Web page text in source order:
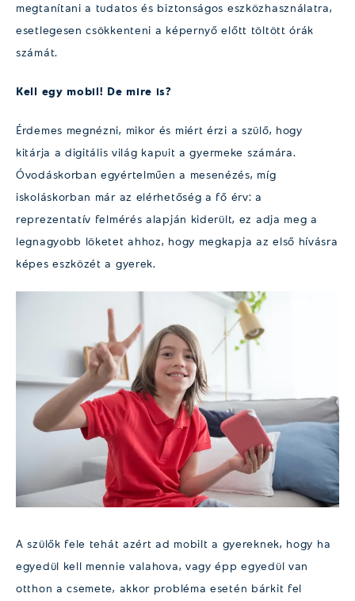
megtanítani a tudatos és biztonságos eszközhasználatra,
esetlegesen csökkenteni a képernyő előtt töltött órák
számát.
Kell egy mobil! De mire is?
Érdemes megnézni, mikor és miért érzi a szülő, hogy
kitárja a digitális világ kapuit a gyermeke számára.
Óvodáskorban egyértelműen a mesenézés, míg
iskoláskorban már az elérhetőség a fő érv: a
reprezentatív felmérés alapján kiderült, ez adja meg a
legnagyobb löketet ahhoz, hogy megkapja az első hívásra
képes eszközét a gyerek.
A szülők fele tehát azért ad mobilt a gyereknek, hogy ha
egyedül kell mennie valahova, vagy épp egyedül van
otthon a csemete, akkor probléma esetén bárkit fel